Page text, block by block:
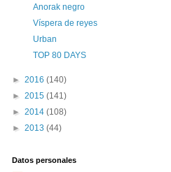
Anorak negro
Víspera de reyes
Urban
TOP 80 DAYS
► 2016 (140)
► 2015 (141)
► 2014 (108)
► 2013 (44)
Datos personales